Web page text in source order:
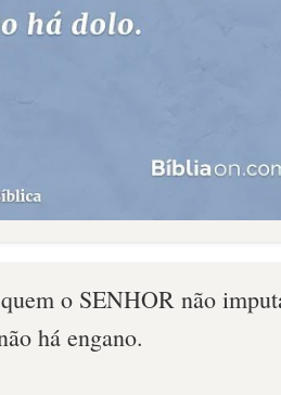
o SENHOR não
há engano.